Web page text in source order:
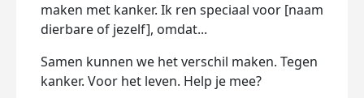
maken met kanker. Ik ren speciaal voor [naam
dierbare of jezelf], omdat...
Samen kunnen we het verschil maken. Tegen
kanker. Voor het leven. Help je mee?